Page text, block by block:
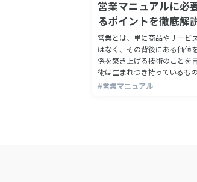
営業マニュアルに必
るポイントを徹底解
営業とは、単に商品やサービ
はなく、その背後にある価値
係を築き上げる技術のことを
術は生まれつき持っているも
#営業マニュアル